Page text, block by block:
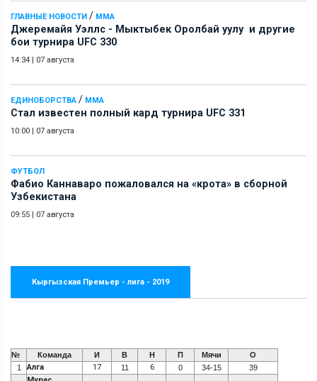
ГЛАВНЫЕ НОВОСТИ / ММА
Джеремайя Уэллс - Мыктыбек Оролбай уулу и другие
бои турнира UFC 330
14:34 07 августа
ЕДИНОБОРСТВА / ММА
Стал известен полный кард турнира UFC 331
10:00 07 августа
ФУТБОЛ
Фабио Каннаваро пожаловался на «крота» в сборной
Узбекистана
09:55 07 августа
Кыргызская Премьер - лига - 2019
№ Команда И В Н П Мячи
О
1
Алга 17 11 6 0 34-15 39